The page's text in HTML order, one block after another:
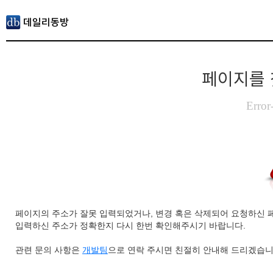
페이지를
페이지의 주소가 잘못 입력되었거나, 변경 혹은 삭제되어 요청하신
입력하신 주소가 정확한지 다시 한번 확인해주시기 바랍니다.
관련 문의 사항은 개발팀 으로 연락 주시면 친절히 안내해 드리겠습